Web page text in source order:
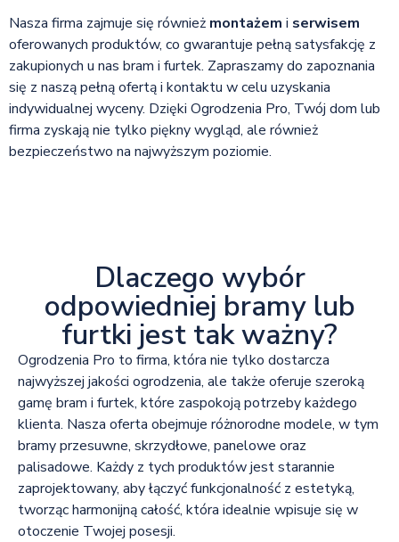
Nasza firma zajmuje się również montażem i serwisem
oferowanych produktów, co gwarantuje pełną satysfakcję z
zakupionych u nas bram i furtek. Zapraszamy do zapoznania
się z naszą pełną ofertą i kontaktu w celu uzyskania
indywidualnej wyceny. Dzięki Ogrodzenia Pro, Twój dom lub
firma zyskają nie tylko piękny wygląd, ale również
bezpieczeństwo na najwyższym poziomie.
Dlaczego wybór
odpowiedniej bramy lub
furtki jest tak ważny?
Ogrodzenia Pro to firma, która nie tylko dostarcza
najwyższej jakości ogrodzenia, ale także oferuje szeroką
gamę bram i furtek, które zaspokoją potrzeby każdego
klienta. Nasza oferta obejmuje różnorodne modele, w tym
bramy przesuwne, skrzydłowe, panelowe oraz
palisadowe. Każdy z tych produktów jest starannie
zaprojektowany, aby łączyć funkcjonalność z estetyką,
tworząc harmonijną całość, która idealnie wpisuje się w
otoczenie Twojej posesji.